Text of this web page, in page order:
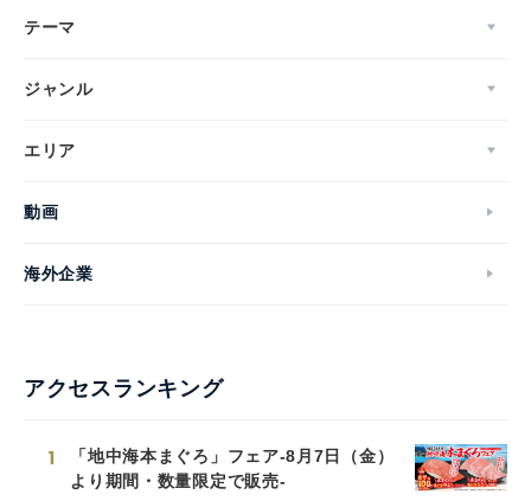
テーマ
ジャンル
エリア
動画
海外企業
アクセスランキング
1
「地中海本まぐろ」フェア-8月7日（金）
より期間・数量限定で販売-